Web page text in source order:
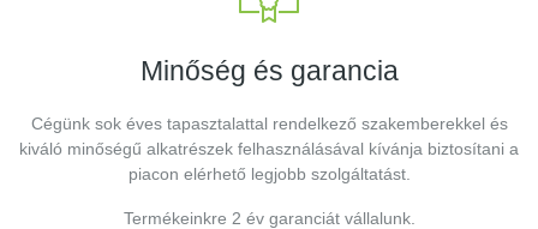
Minőség és garancia
Cégünk sok éves tapasztalattal rendelkező szakemberekkel és
kiváló minőségű alkatrészek felhasználásával kívánja biztosítani a
piacon elérhető legjobb szolgáltatást.
Termékeinkre 2 év garanciát vállalunk.